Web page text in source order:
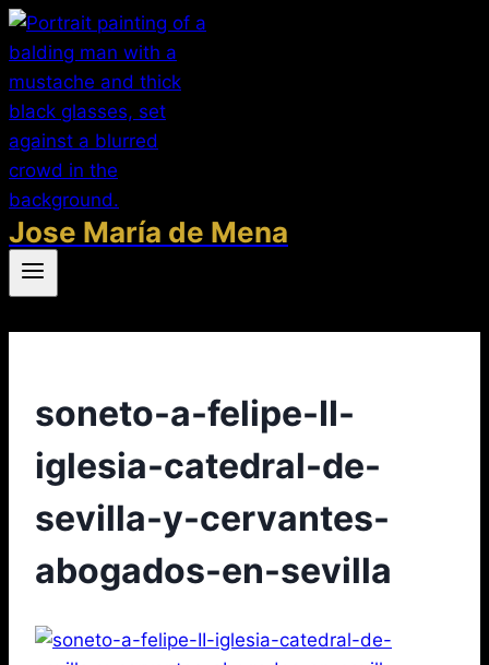
Saltar
al
contenido
Jose María de Mena
soneto-a-felipe-II-
iglesia-catedral-de-
sevilla-y-cervantes-
abogados-en-sevilla